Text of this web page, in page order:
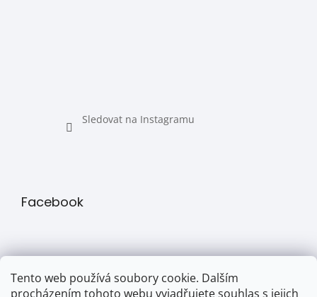
Tento web používá soubory cookie. Dalším
procházením tohoto webu vyjadřujete souhlas s jejich
Sledovat na Instagramu
Facebook